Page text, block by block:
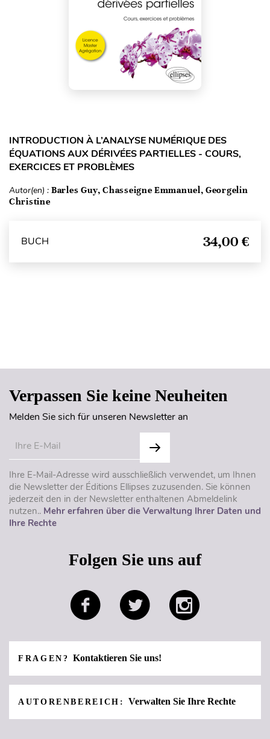
INTRODUCTION À L’ANALYSE NUMÉRIQUE DES
ÉQUATIONS AUX DÉRIVÉES PARTIELLES - COURS,
EXERCICES ET PROBLÈMES
Autor(en) : Barles Guy, Chasseigne Emmanuel, Georgelin
Christine
BUCH 34,00 €
Verpassen Sie keine Neuheiten
Melden Sie sich für unseren Newsletter an
Ihre E-Mail-Adresse wird ausschließlich verwendet, um Ihnen
die Newsletter der Éditions Ellipses zuzusenden. Sie können
jederzeit den in der Newsletter enthaltenen Abmeldelink
nutzen.. Mehr erfahren über die Verwaltung Ihrer Daten und
Ihre Rechte
Folgen Sie uns auf
FRAGEN? Kontaktieren Sie uns!
AUTORENBEREICH: Verwalten Sie Ihre Rechte